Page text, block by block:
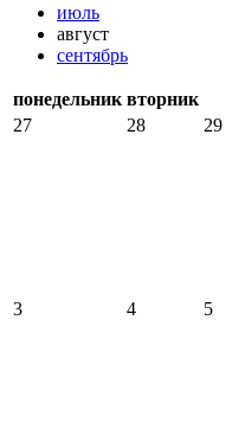
июль
август
сентябрь
понедельник вторник
27
28 29
3 4 5